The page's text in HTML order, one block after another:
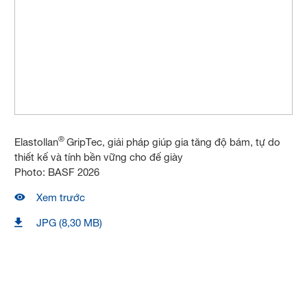
Elastollan®GripTec, giải pháp giúp gia tăng độ bám, tự do
thiết kế và tính bền vững cho đế giày
Photo: BASF 2026
Xem trước
JPG (8,30 MB)